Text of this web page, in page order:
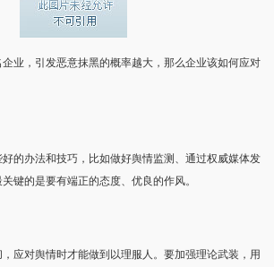
业，引发恶意抹黑的概率越大，那么企业该如何应对
的办法和技巧，比如做好舆情监测、通过权威媒体发
键的是要有端正的态度、优良的作风。
应对舆情时才能做到以理服人。要加强理论武装，用